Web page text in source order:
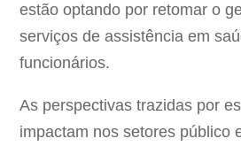
estão optando por retomar o
serviços de assistência em
funcionários.
As perspectivas trazidas por
impactam nos setores público